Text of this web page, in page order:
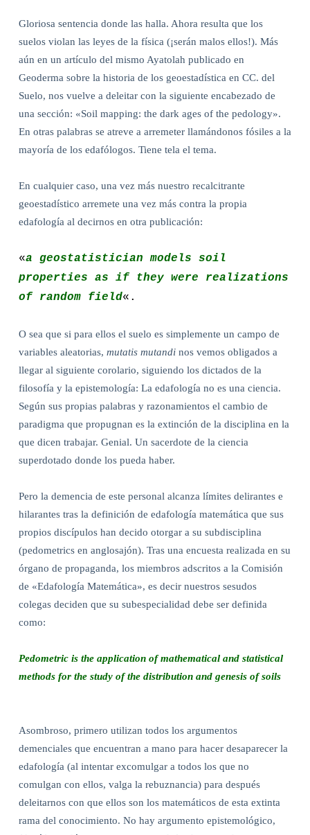
Gloriosa sentencia donde las halla. Ahora resulta que los
suelos violan las leyes de la física (¡serán malos ellos!). Más
aún en un artículo del mismo Ayatolah publicado en
Geoderma sobre la historia de los geoestadística en CC. del
Suelo, nos vuelve a deleitar con la siguiente encabezado de
una sección: «Soil mapping: the dark ages of the pedology».
En otras palabras se atreve a arremeter llamándonos fósiles a la
mayoría de los edafólogos. Tiene tela el tema.
En cualquier caso, una vez más nuestro recalcitrante
geoestadístico arremete una vez más contra la propia
edafología al decirnos en otra publicación:
«a geostatistician models soil
properties as if they were realizations
of random field«.
O sea que si para ellos el suelo es simplemente un campo de
variables aleatorias, mutatis mutandi nos vemos obligados a
llegar al siguiente corolario, siguiendo los dictados de la
filosofía y la epistemología: La edafología no es una ciencia.
Según sus propias palabras y razonamientos el cambio de
paradigma que propugnan es la extinción de la disciplina en la
que dicen trabajar. Genial. Un sacerdote de la ciencia
superdotado donde los pueda haber.
Pero la demencia de este personal alcanza límites delirantes e
hilarantes tras la definición de edafología matemática que sus
propios discípulos han decido otorgar a su subdisciplina
(pedometrics en anglosajón). Tras una encuesta realizada en su
órgano de propaganda, los miembros adscritos a la Comisión
de «Edafología Matemática», es decir nuestros sesudos
colegas deciden que su subespecialidad debe ser definida
como:
Pedometric is the application of mathematical and statistical
methods for the study of the distribution and genesis of soils
Asombroso, primero utilizan todos los argumentos
demenciales que encuentran a mano para hacer desaparecer la
edafología (al intentar excomulgar a todos los que no
comulgan con ellos, valga la rebuznancia) para después
deleitarnos con que ellos son los matemáticos de esta extinta
rama del conocimiento. No hay argumento epistemológico,